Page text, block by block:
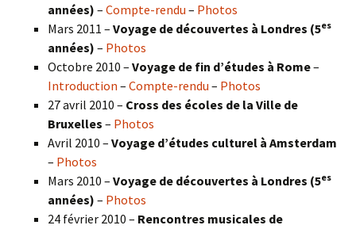
années) – Compte-rendu – Photos
Mars 2011 – Voyage de découvertes à Londres (5es
années) – Photos
Octobre 2010 – Voyage de fin d’études à Rome–
Introduction – Compte-rendu – Photos
27 avril 2010 – Cross des écoles de la Ville de
Bruxelles – Photos
Avril 2010 – Voyage d’études culturel à Amsterdam
– Photos
Mars 2010 – Voyage de découvertes à Londres (5es
années) – Photos
24 février 2010 – Rencontres musicales de